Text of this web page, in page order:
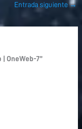
Entrada siguiente→
| OneWeb-7”